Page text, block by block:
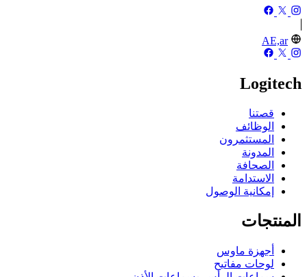
AE,ar
Logitech
قصتنا
الوظائف
المستثمرون
المدونة
الصحافة
الاستدامة
إمكانية الوصول
المنتجات
أجهزة ماوس
لوحات مفاتيح